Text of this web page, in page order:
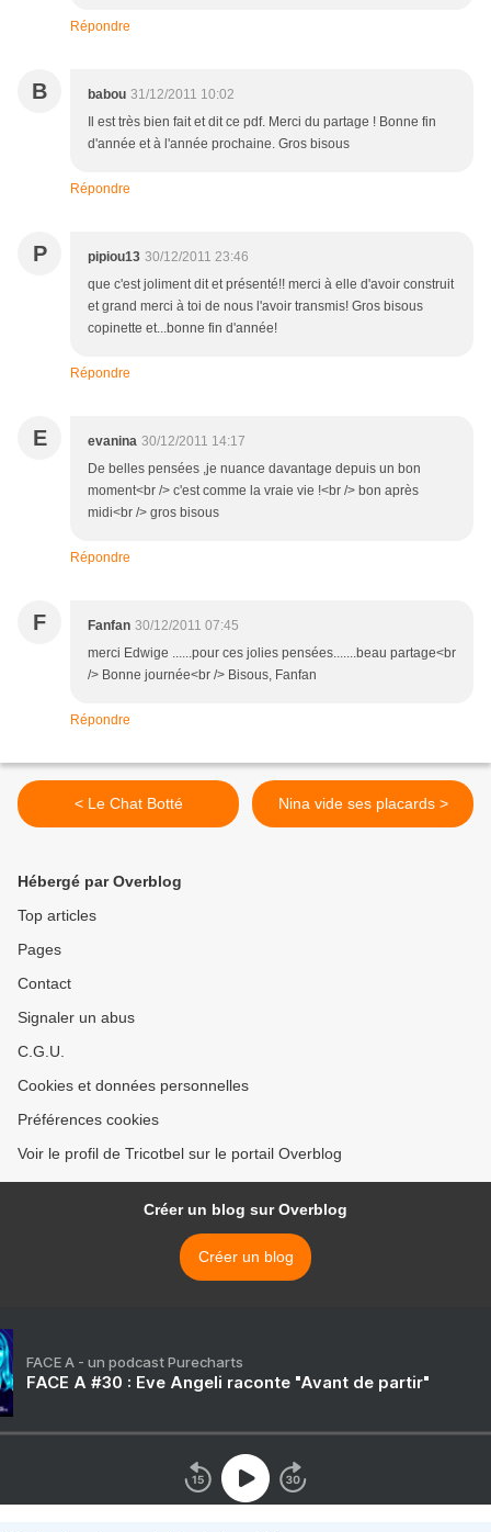
Répondre
B babou 31/12/2011 10:02
Il est très bien fait et dit ce pdf. Merci du partage ! Bonne fin
d'année et à l'année prochaine. Gros bisous
Répondre
P pipiou13 30/12/2011 23:46
que c'est joliment dit et présenté!! merci à elle d'avoir construit
et grand merci à toi de nous l'avoir transmis! Gros bisous
copinette et...bonne fin d'année!
Répondre
E evanina 30/12/2011 14:17
De belles pensées ,je nuance davantage depuis un bon
moment<br /> c'est comme la vraie vie !<br /> bon après
midi<br /> gros bisous
Répondre
F Fanfan 30/12/2011 07:45
merci Edwige ......pour ces jolies pensées.......beau partage<br
/> Bonne journée<br /> Bisous, Fanfan
Répondre
< Le Chat Botté Nina vide ses placards >
Hébergé par Overblog
Top articles
Pages
Contact
Signaler un abus
C.G.U.
Cookies et données personnelles
Préférences cookies
Voir le profil de Tricotbel sur le portail Overblog
Créer un blog sur Overblog
Créer un blog
FACE A - un podcast Purecharts
FACE A #30 : Eve Angeli raconte "Avant de partir"